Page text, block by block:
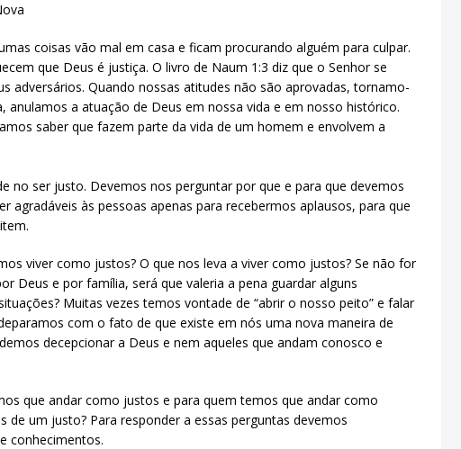
coisas vão mal em casa e ficam procurando alguém para culpar.
que Deus é justiça. O livro de Naum 1:3 diz que o Senhor se
adversários. Quando nossas atitudes não são aprovadas, tornamo-
anulamos a atuação de Deus em nossa vida e em nosso histórico.
saber que fazem parte da vida de um homem e envolvem a
no ser justo. Devemos nos perguntar por que e para que devemos
agradáveis às pessoas apenas para recebermos aplausos, para que
viver como justos? O que nos leva a viver como justos? Se não for
Deus e por família, será que valeria a pena guardar alguns
Muitas vezes temos vontade de “abrir o nosso peito” e falar
com o fato de que existe em nós uma nova maneira de
decepcionar a Deus e nem aqueles que andam conosco e
que andar como justos e para quem temos que andar como
de um justo? Para responder a essas perguntas devemos
conhecimentos.